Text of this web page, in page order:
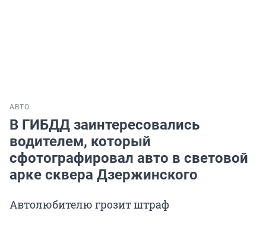
АВТО
В ГИБДД заинтересовались
водителем, который
сфотографировал авто в световой
арке сквера Дзержинского
Автолюбителю грозит штраф